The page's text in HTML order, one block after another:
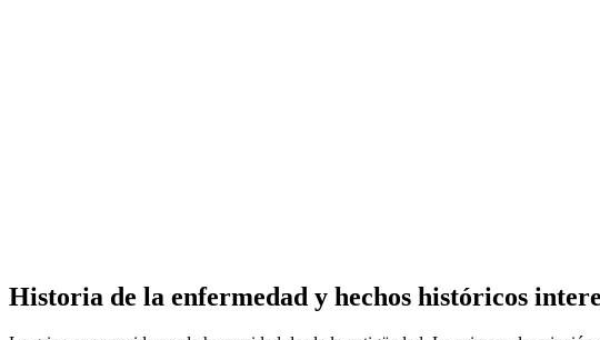
Historia de la enfermedad y hechos históricos